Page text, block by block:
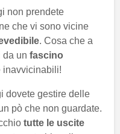
non prendete
che vi sono vicine
. Cosa che a
da un fascino
inavvicinabili!
dovete gestire delle
pò che non guardate.
tutte le uscite